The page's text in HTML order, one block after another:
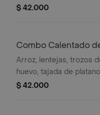
$ 42.000
Combo Calentado
Arroz, lentejas, trozos
huevo, tajada de
$ 42.000